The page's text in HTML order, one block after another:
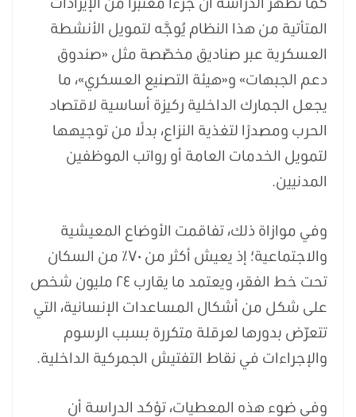
المتأتية من هذا النظام يُوجَّه لتمويل الأنشطة
العسكرية عبر صناديق مخصّصة مثل «صندوق
دعم الجبهات» و«هيئة التصنيع العسكري»، ما
يجعل الجمارك الداخلية ركيزة أساسية لاقتصاد
الحرب ومصدرًا لتغذية النزاع، بدلًا من توجيهها
لتمويل الخدمات العامة أو رواتب الموظفين
المدنيين.
وفي موازاة ذلك، تفاقمت الأوضاع المعيشية
والاجتماعية؛ إذ يعيش أكثر من ٧٠٪ من السكان
تحت خط الفقر، ويعتمد ما يقارب ٢٤ مليون شخص
على شكل من أشكال المساعدات الإنسانية، التي
تتعرّض بدورها لعرقلة متكررة بسبب الرسوم
والإجراءات في نقاط التفتيش الجمركية الداخلية.
وفي ضوء هذه المعطيات، تؤكد الدراسة أن